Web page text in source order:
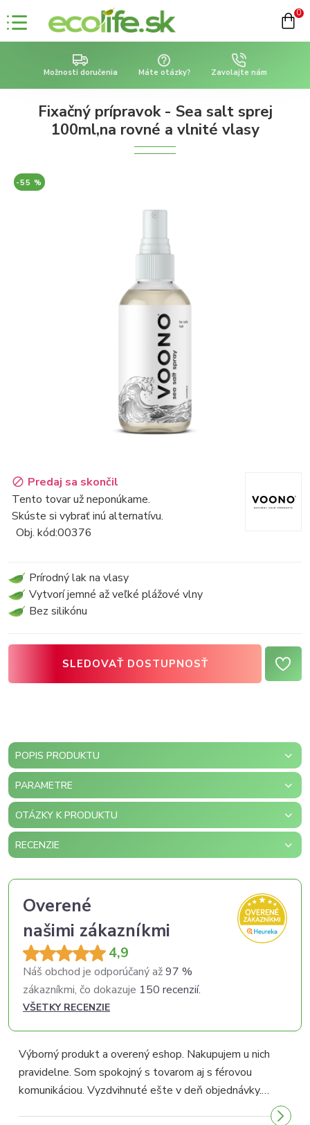
0
Možnosti doručenia Máte otázky? Zavolajte nám
Fixačný prípravok - Sea salt sprej
100ml,na rovné a vlnité vlasy
-55 %
Predaj sa skončil
Tento tovar už neponúkame.
Skúste si vybrať inú alternatívu.
Obj. kód:00376
Prírodný lak na vlasy
Vytvorí jemné až veľké plážové vlny
Bez silikónu
SLEDOVAŤ DOSTUPNOSŤ
POPIS PRODUKTU
PARAMETRE
OTÁZKY K PRODUKTU
RECENZIE
Overené
našimi zákazníkmi
4,9
Náš obchod je odporúčaný až97 %
zákazníkmi, čo dokazuje 150 recenzií.
VŠETKY RECENZIE
Výborný produkt a overený eshop. Nakupujem u nich
pravidelne. Som spokojný s tovarom aj s férovou
komunikáciou. Vyzdvihnuté ešte v deň objednávky.